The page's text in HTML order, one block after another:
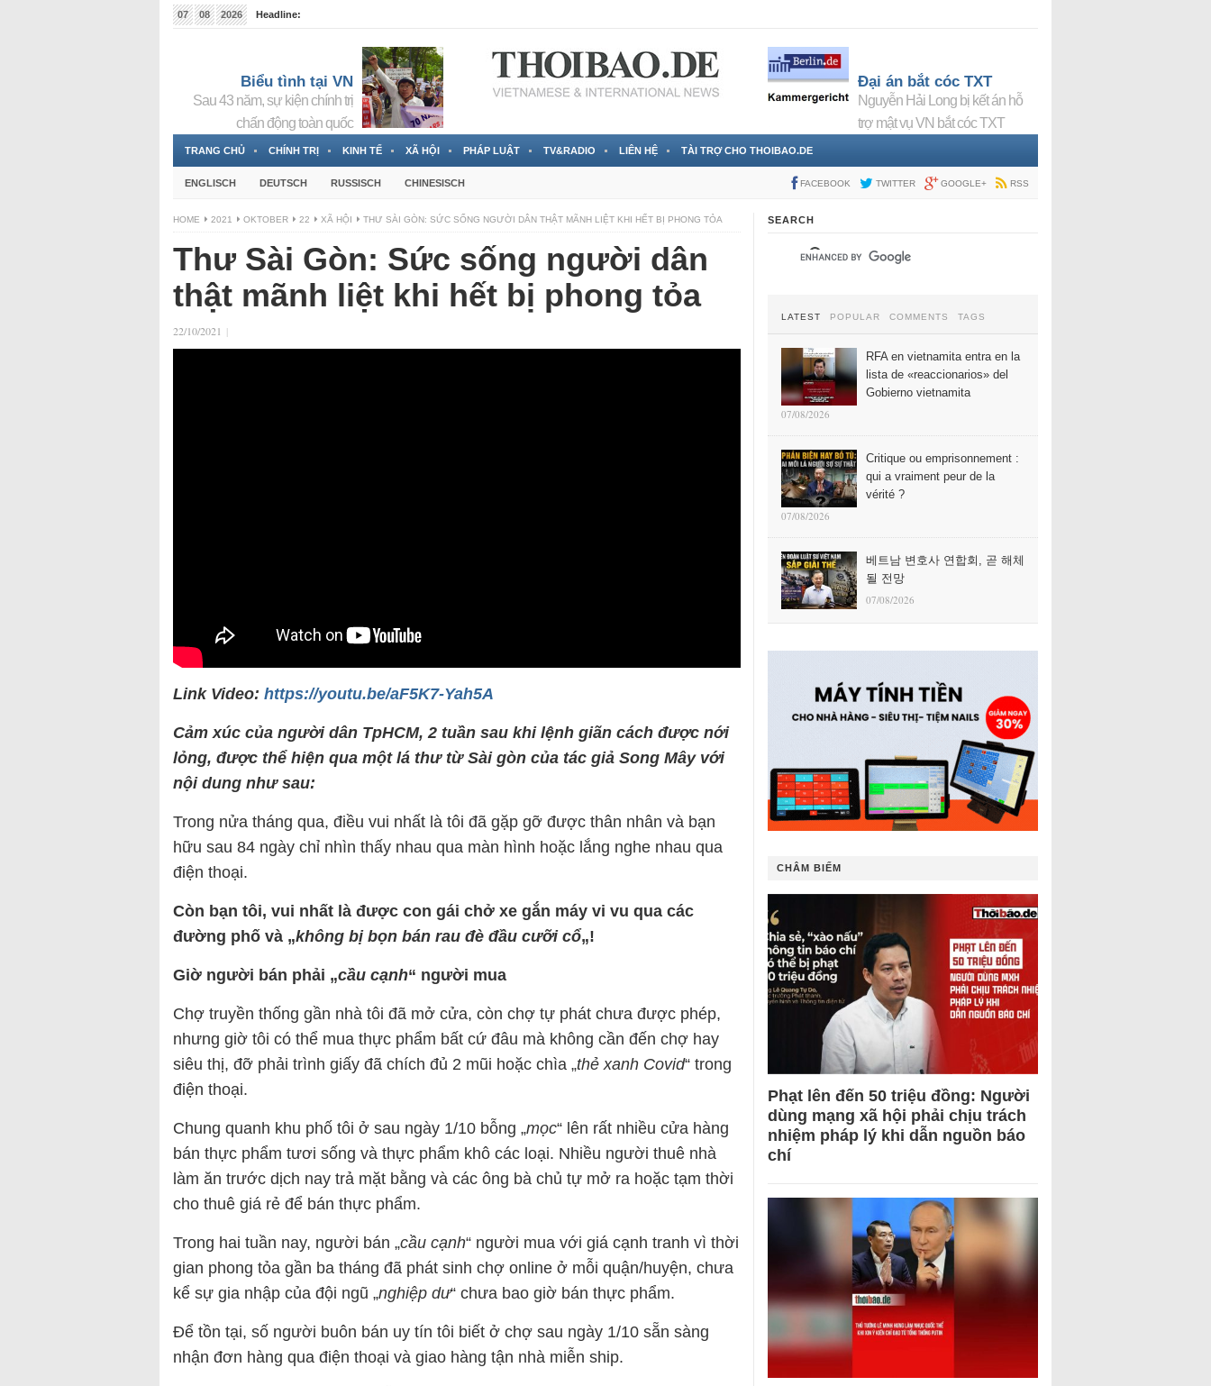
07 08 2026
Headline:
Biểu tình tại VN
Sau 43 năm, sự kiện chính trị
chấn động toàn quốc
Đại án bắt cóc TXT
Nguyễn Hải Long bị kết án hỗ
trợ mật vụ VN bắt cóc TXT
TRANG CHỦ CHÍNH TRỊ KINH TẾ XÃ HỘI PHÁP LUẬT TV&RADIO LIÊN HỆ TÀI TRỢ CHO THOIBAO.DE
ENGLISCH DEUTSCH RUSSISCH CHINESISCH FACEBOOK TWITTER GOOGLE+ RSS
HOME 2021 OKTOBER 22 XÃ HỘI THƯ SÀI GÒN: SỨC SỐNG NGƯỜI DÂN THẬT MÃNH LIỆT KHI HẾT BỊ PHONG TỎA
Thư Sài Gòn: Sức sống người dân
thật mãnh liệt khi hết bị phong tỏa
22/10/2021 |
Link Video: https://youtu.be/aF5K7-Yah5A
Cảm xúc của người dân TpHCM, 2 tuần sau khi lệnh giãn cách được nới
lỏng, được thể hiện qua một lá thư từ Sài gòn của tác giả Song Mây với
nội dung như sau:
Trong nửa tháng qua, điều vui nhất là tôi đã gặp gỡ được thân nhân và bạn
hữu sau 84 ngày chỉ nhìn thấy nhau qua màn hình hoặc lắng nghe nhau qua
điện thoại.
Còn bạn tôi, vui nhất là được con gái chở xe gắn máy vi vu qua các
đường phố và „không bị bọn bán rau đè đầu cưỡi cổ„!
Giờ người bán phải „cầu cạnh“ người mua
Chợ truyền thống gần nhà tôi đã mở cửa, còn chợ tự phát chưa được phép,
nhưng giờ tôi có thể mua thực phẩm bất cứ đâu mà không cần đến chợ hay
siêu thị, đỡ phải trình giấy đã chích đủ 2 mũi hoặc chìa „thẻ xanh Covid“ trong
điện thoại.
Chung quanh khu phố tôi ở sau ngày 1/10 bỗng „mọc“ lên rất nhiều cửa hàng
bán thực phẩm tươi sống và thực phẩm khô các loại. Nhiều người thuê nhà
làm ăn trước dịch nay trả mặt bằng và các ông bà chủ tự mở ra hoặc tạm thời
cho thuê giá rẻ để bán thực phẩm.
Trong hai tuần nay, người bán „cầu cạnh“ người mua với giá cạnh tranh vì thời
gian phong tỏa gần ba tháng đã phát sinh chợ online ở mỗi quận/huyện, chưa
kể sự gia nhập của đội ngũ „nghiệp dư“ chưa bao giờ bán thực phẩm.
Để tồn tại, số người buôn bán uy tín tôi biết ở chợ sau ngày 1/10 sẵn sàng
nhận đơn hàng qua điện thoại và giao hàng tận nhà miễn ship.
SEARCH
LATEST POPULAR COMMENTS TAGS
RFA en vietnamita entra en la
lista de «reaccionarios» del
Gobierno vietnamita
07/08/2026
Critique ou emprisonnement :
qui a vraiment peur de la
vérité ?
07/08/2026
베트남 변호사 연합회, 곧 해체
될 전망
07/08/2026
CHÂM BIẾM
Phạt lên đến 50 triệu đồng: Người
dùng mạng xã hội phải chịu trách
nhiệm pháp lý khi dẫn nguồn báo
chí